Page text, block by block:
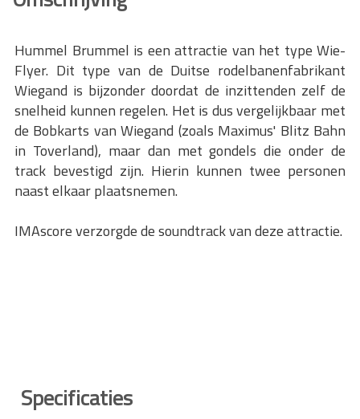
Hummel Brummel is een attractie van het type Wie-
Flyer. Dit type van de Duitse rodelbanenfabrikant
Wiegand is bijzonder doordat de inzittenden zelf de
snelheid kunnen regelen. Het is dus vergelijkbaar met
de Bobkarts van Wiegand (zoals Maximus' Blitz Bahn
in Toverland), maar dan met gondels die onder de
track bevestigd zijn. Hierin kunnen twee personen
naast elkaar plaatsnemen.
IMAscore verzorgde de soundtrack van deze attractie.
Specificaties